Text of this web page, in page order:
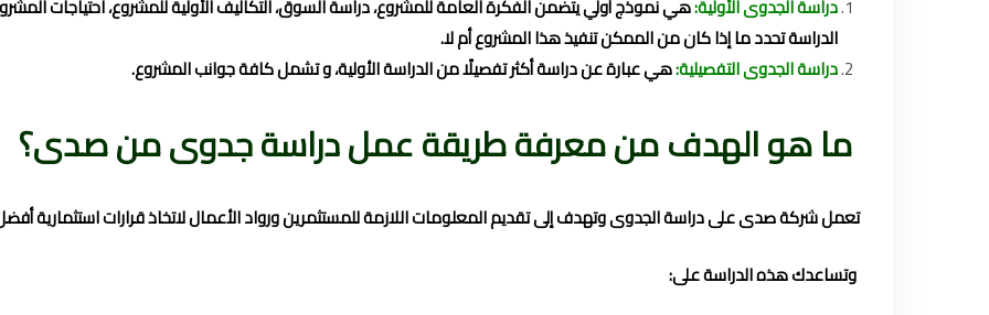
دراسة الجدوى الأولية:هي نموذج أولي يتضمن الفكرة العامة للمشروع، دراسة السوق، التكاليف الأولية للمشروع، احتياجات
الدراسة تحدد ما إذا كان من الممكن تنفيذ هذا المشروع أم لا.
دراسة الجدوى التفصيلية:هي عبارة عن دراسة أكثر تفصيلًا من الدراسة الأولية، و تشمل كافة جوانب المشروع.
ما هو الهدف من معرفة طريقة عمل دراسة جدوى من صدى؟
تعمل شركة صدى على دراسة الجدوى وتهدف إلى تقديم المعلومات اللازمة للمستثمرين ورواد الأعمال لاتخاذ قرارات استثمارية
وتساعدك هذه الدراسة على: